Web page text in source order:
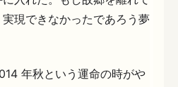
現できなかったであろう夢
年秋という運命の時がや